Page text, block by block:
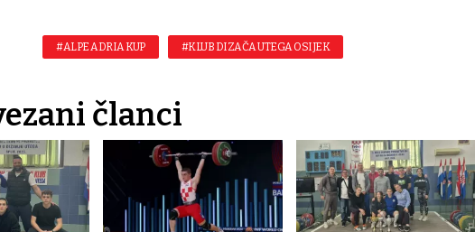
#ALPE ADRIA KUP #KLUB DIZAČA UTEGA OSIJEK
članci